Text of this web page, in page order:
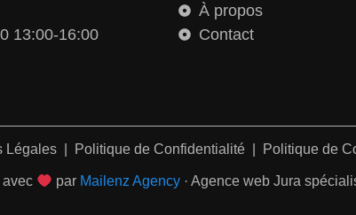
13:00-16:00
À propos
Contact
Légales Politique de Confidentialité Politique de
par Mailenz Agency · Agence web Jura